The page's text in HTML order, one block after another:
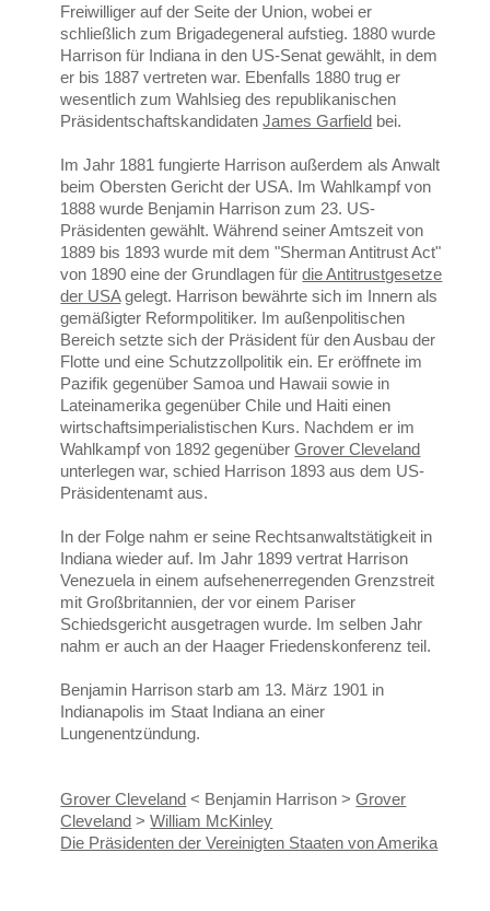
Freiwilliger auf der Seite der Union, wobei er
schließlich zum Brigadegeneral aufstieg. 1880 wurde
Harrison für Indiana in den US-Senat gewählt, in dem
er bis 1887 vertreten war. Ebenfalls 1880 trug er
wesentlich zum Wahlsieg des republikanischen
PräsidentschaftskandidatenJames Garfield bei.
Im Jahr 1881 fungierte Harrison außerdem als Anwalt
beim Obersten Gericht der USA. Im Wahlkampf von
1888 wurde Benjamin Harrison zum 23. US-
Präsidenten gewählt. Während seiner Amtszeit von
1889 bis 1893 wurde mit dem "Sherman Antitrust Act"
von 1890 eine der Grundlagen fürdie Antitrustgesetze
der USAgelegt. Harrison bewährte sich im Innern als
gemäßigter Reformpolitiker. Im außenpolitischen
Bereich setzte sich der Präsident für den Ausbau der
Flotte und eine Schutzzollpolitik ein. Er eröffnete im
Pazifik gegenüber Samoa und Hawaii sowie in
Lateinamerika gegenüber Chile und Haiti einen
wirtschaftsimperialistischen Kurs. Nachdem er im
Wahlkampf von 1892 gegenüberGrover Cleveland
unterlegen war, schied Harrison 1893 aus dem US-
Präsidentenamt aus.
In der Folge nahm er seine Rechtsanwaltstätigkeit in
Indiana wieder auf. Im Jahr 1899 vertrat Harrison
Venezuela in einem aufsehenerregenden Grenzstreit
mit Großbritannien, der vor einem Pariser
Schiedsgericht ausgetragen wurde. Im selben Jahr
nahm er auch an der Haager Friedenskonferenz teil.
Benjamin Harrison starb am 13. März 1901 in
Indianapolis im Staat Indiana an einer
Lungenentzündung.
Grover Cleveland < Benjamin Harrison >Grover
Cleveland >William McKinley
Die Präsidenten der Vereinigten Staaten von Amerika